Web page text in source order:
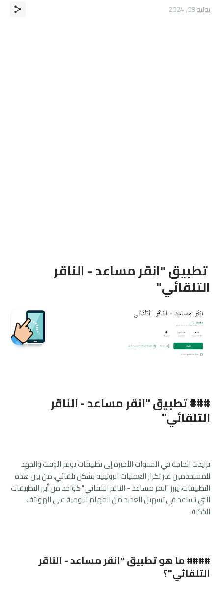
يوليو 08, 2024
تطبيق "انقر مساعد - الناقر
التلقائي"
### تطبيق "انقر مساعد - الناقر
التلقائي"
تزايدت الحاجة في السنوات الأخيرة إلى تطبيقات توفر الوقت والجهد
للمستخدمين عبر تكرار العمليات الروتينية بشكل تلقائي. من بين هذه
التطبيقات، يبرز "انقر مساعد - الناقر التلقائي" كواحد من أبرز التطبيقات
التي تساعد في تسهيل العديد من المهام اليومية على الهواتف
الذكية.
#### ما هو تطبيق "انقر مساعد - الناقر
التلقائي"؟